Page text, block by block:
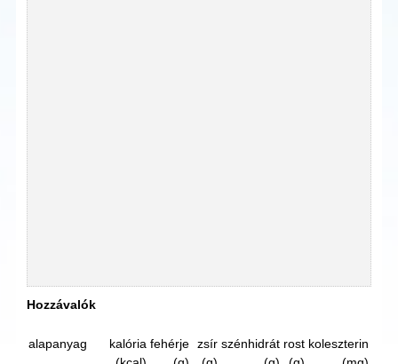
Hozzávalók
alapanyag
kalória fehérje zsír szénhidrát rost koleszterin